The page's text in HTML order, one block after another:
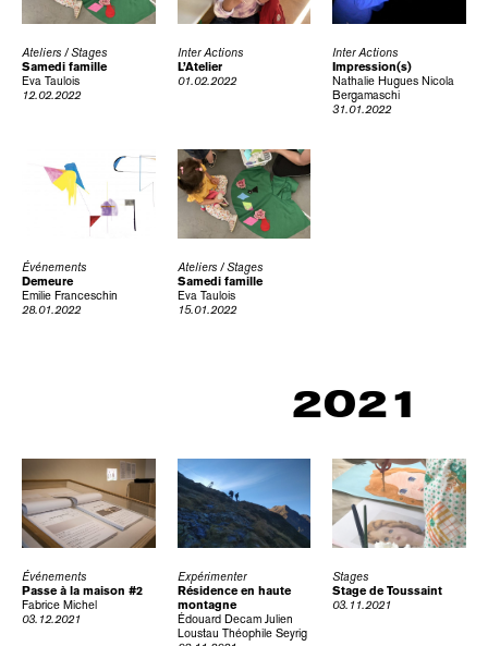
Ateliers / Stages
Samedi famille
Eva Taulois
12.02.2022
Inter Actions
L’Atelier
01.02.2022
Inter Actions
Impression(s)
Nathalie Hugues Nicola
Bergamaschi
31.01.2022
Événements
Demeure
Emilie Franceschin
28.01.2022
Ateliers / Stages
Samedi famille
Eva Taulois
15.01.2022
2021
Événements
Passe à la maison #2
Fabrice Michel
03.12.2021
Expérimenter
Résidence en haute
montagne
Édouard Decam Julien
Loustau Théophile Seyrig
Stages
Stage de Toussaint
03.11.2021